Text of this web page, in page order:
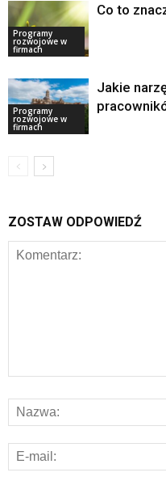
Programy
rozwojowe w
firmach
Co to
Programy
rozwojowe w
firmach
Jakie
ZOSTAW ODPOWIEDŹ